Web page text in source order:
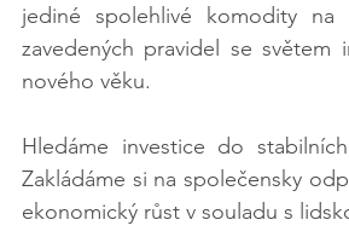
jediné spolehlivé komodity
zavedených pravidel se
nového věku.
Hledáme investice do
Zakládáme si na společensky
ekonomický růst v souladu s